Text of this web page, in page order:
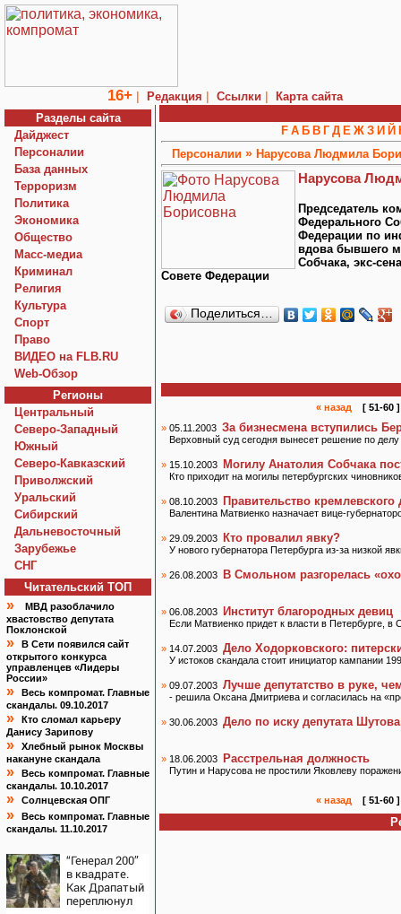
16+ | Редакция | Ссылки |
Карта сайта
Разделы сайта
Дайджест
Персоналии
База данных
Терроризм
Политика
Экономика
Общество
Macc-медиа
Криминал
Религия
Культура
Спорт
Право
ВИДЕО на FLB.RU
Web-Обзор
Регионы
Центральный
Северо-Западный
Южный
Северо-Кавказский
Приволжский
Уральский
Сибирский
Дальневосточный
Зарубежье
СНГ
Читательский TOП
»
МВД разоблачило
хвастовство депутата
Поклонской
»
В Сети появился сайт
открытого конкурса
управленцев «Лидеры
России»
»
Весь компромат. Главные
скандалы. 09.10.2017
»
Кто сломал карьеру
Данису Зарипову
»
Хлебный рынок Москвы
накануне скандала
»
Весь компромат. Главные
скандалы. 10.10.2017
» Солнцевская ОПГ
»
Весь компромат. Главные
скандалы. 11.10.2017
“Генерал 200”
в квадрате.
Как Драпатый
переплюнул
F А Б В Г Д Е Ж З И Й
Персоналии » Нарусова Людмила
Нарусова
Председатель
Федерального
Федерации по
вдова бывшего
Собчака, экс-
Совете Федерации
Поделиться…
« назад
[ 51-60 ]
» 05.11.2003 За бизнесмена вступились
Верховный суд сегодня вынесет решение по
» 15.10.2003 Могилу Анатолия Собчака
Кто приходит на могилы петербургских
» 08.10.2003 Правительство кремлевского
Валентина Матвиенко назначает вице-
» 29.09.2003 Кто провалил явку?
У нового губернатора Петербурга из-за низкой
» 26.08.2003 В Смольном разгорелась
» 06.08.2003 Институт благородных девиц
Если Матвиенко придет к власти в Петербурге,
» 14.07.2003 Дело Ходорковского:
У истоков скандала стоит инициатор кампании
» 09.07.2003 Лучше депутатство в руке,
- решила Оксана Дмитриева и согласилась на
» 30.06.2003 Дело по иску депутата
» 18.06.2003 Расстрельная должность
Путин и Нарусова не простили Яковлеву
« назад [ 51-60 ]